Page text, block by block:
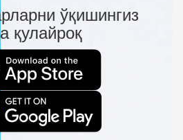
ўқишингиз
қулайроқ